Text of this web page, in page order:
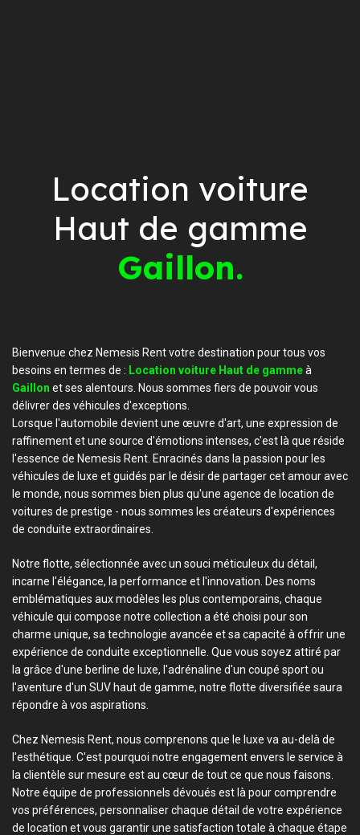
Location voiture
Haut de gamme
Gaillon.
Bienvenue chez Nemesis Rent votre destination pour tous vos
besoins en termes de : Location voiture Haut de gammeà
Gaillon et ses alentours. Nous sommes fiers de pouvoir vous
délivrer des véhicules d'exceptions.
Lorsque l'automobile devient une œuvre d'art, une expression de
raffinement et une source d'émotions intenses, c'est là que réside
l'essence de Nemesis Rent. Enracinés dans la passion pour les
véhicules de luxe et guidés par le désir de partager cet amour avec
le monde, nous sommes bien plus qu'une agence de location de
voitures de prestige - nous sommes les créateurs d'expériences
de conduite extraordinaires.
Notre flotte, sélectionnée avec un souci méticuleux du détail,
incarne l'élégance, la performance et l'innovation. Des noms
emblématiques aux modèles les plus contemporains, chaque
véhicule qui compose notre collection a été choisi pour son
charme unique, sa technologie avancée et sa capacité à offrir une
expérience de conduite exceptionnelle. Que vous soyez attiré par
la grâce d'une berline de luxe, l'adrénaline d'un coupé sport ou
l'aventure d'un SUV haut de gamme, notre flotte diversifiée saura
répondre à vos aspirations.
Chez Nemesis Rent, nous comprenons que le luxe va au-delà de
l'esthétique. C'est pourquoi notre engagement envers le service à
la clientèle sur mesure est au cœur de tout ce que nous faisons.
Notre équipe de professionnels dévoués est là pour comprendre
vos préférences, personnaliser chaque détail de votre expérience
de location et vous garantir une satisfaction totale à chaque étape